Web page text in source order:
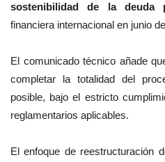
sostenibilidad de la deuda
financiera internacional en junio
El comunicado técnico añade
completar la totalidad del
posible, bajo el estricto
reglamentarios aplicables.
El enfoque de reestructuración